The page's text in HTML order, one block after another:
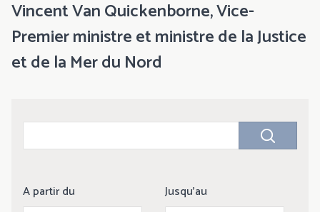
Vincent Van Quickenborne, Vice-
Premier ministre et ministre de la Justice
et de la Mer du Nord
A partir du Jusqu'au